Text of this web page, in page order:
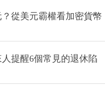
從美元霸權看加密貨幣
提醒6個常見的退休陷